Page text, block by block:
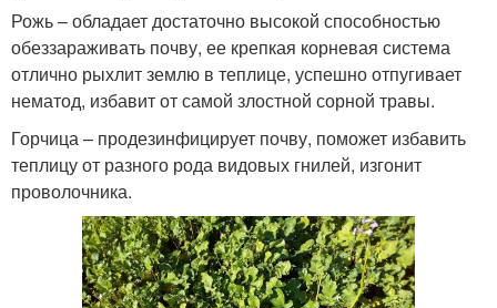
Рожь – обладает достаточно высокой способностью
обеззараживать почву, ее крепкая корневая система
отлично рыхлит землю в теплице, успешно отпугивает
нематод, избавит от самой злостной сорной травы.
Горчица – продезинфицирует почву, поможет избавить
теплицу от разного рода видовых гнилей, изгонит
проволочника.